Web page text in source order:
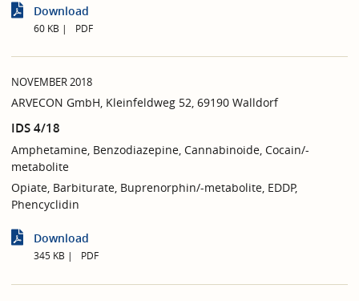
Download
60 KB PDF
NOVEMBER 2018
ARVECON GmbH, Kleinfeldweg 52, 69190 Walldorf
IDS 4/18
Amphetamine, Benzodiazepine, Cannabinoide, Cocain/-
metabolite
Opiate, Barbiturate, Buprenorphin/-metabolite, EDDP,
Phencyclidin
Download
345 KB PDF